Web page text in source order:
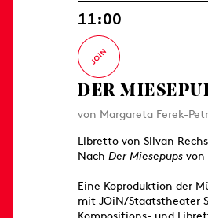
11:00
DER
von Margareta Ferek-
Libretto von Silvan
NachDer Miesepups von
Eine Koproduktion der
mit JOiN/Staatstheater